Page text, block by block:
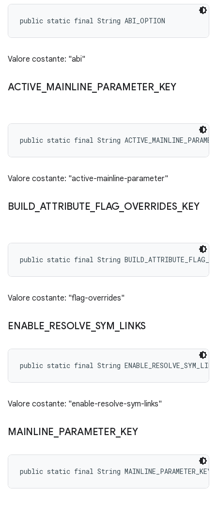
public static final String ABI_OPTION
Valore costante: "abi"
ACTIVE MAINLINE PARAMETER_ KEY
public static final String
Valore costante: "active-mainline-parameter"
BUILD_ ATTRIBUTE FLAG OVERRIDES_ KEY
public static final String
Valore costante: "flag-overrides"
ENABLE RESOLVE _SYM LINKS
public static final String
Valore costante: "enable-resolve-sym-links"
MAINLINE PARAMETER_ KEY
public static final String MAINLINE_PARAMETER_KEY